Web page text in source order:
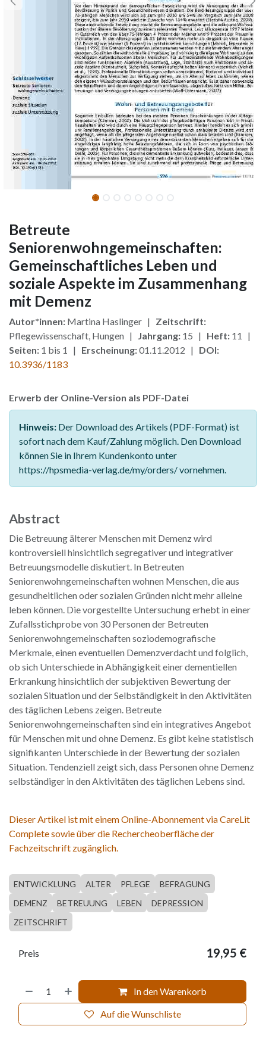
Betreute
Seniorenwohngemeinschaften:
Gemeinschaftliches Leben und
soziale Aspekte im Zusammenhang
mit Demenz
Autor*innen: Martina Haslinger | Zeitschrift:
Pflegewissenschaft, Hungen | Jahrgang: 15 | Heft: 11 |
Seiten: 1 bis 1 | Erscheinung:01.11.2012 | DOI:
10.3936/1183
Erwerb der Online-Version als PDF-Datei
Hinweis: Der Download des Artikels (PDF-Format) ist
sofort nach dem Kauf/Zahlung möglich. Den Download
können Sie in Ihrem Kundenkonto unter
https://hpsmedia-verlag.de/my/orders/ vornehmen.
Abstract
Die Betreuung älterer Menschen mit Demenz wird
kontroversiell hinsichtlich segregativer und integrativer
Betreuungsmodelle diskutiert. In Betreuten
Seniorenwohngemeinschaften wohnen Menschen, die aus
gesundheitlichen oder sozialen Gründen nicht mehr alleine
leben können. Die vorgestellte Untersuchung erhebt in einer
Zufallsstichprobe von 30 Personen der Betreuten
Seniorenwohngemeinschaften soziodemografische
Merkmale, einen eventuellen Demenzverdacht und folglich,
ob sich Unterschiede in Abhängigkeit einer dementiellen
Erkrankung hinsichtlich der subjektiven Bewertung der
sozialen Situation und der Selbständigkeit in den Aktivitäten
des täglichen Lebens zeigen. Betreute
Seniorenwohngemeinschaften sind ein integratives Angebot
für Menschen mit und ohne Demenz. Es gibt keine statistisch
signifikanten Unterschiede in der Bewertung der sozialen
Situation. Tendenziell zeigt sich, dass Personen ohne Demenz
selbständiger in den Aktivitäten des täglichen Lebens sind.
Dieser Artikel ist mit einem Online-Abonnement via CareLit
Complete sowie über die Rechercheoberfläche der
Fachzeitschrift zugänglich.
ENTWICKLUNG ALTER PFLEGE
BEFRAGUNG
DEMENZ
BETREUUNG LEBEN
DEPRESSION
ZEITSCHRIFT
In den Warenkorb
Auf die Wunschliste
Preis 19,95 €